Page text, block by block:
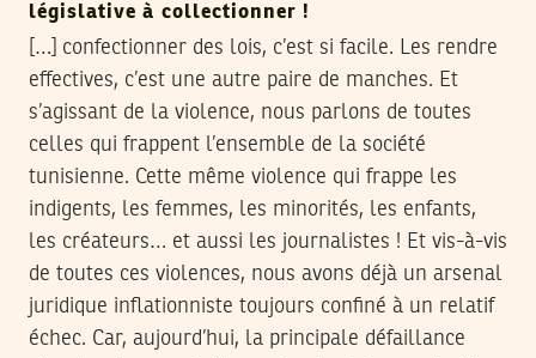
législative à collectionner !
[…] confectionner des lois, c’est si facile. Les rendre
effectives, c’est une autre paire de manches. Et
s’agissant de la violence, nous parlons de toutes
celles qui frappent l’ensemble de la société
tunisienne. Cette même violence qui frappe les
indigents, les femmes, les minorités, les enfants,
les créateurs… et aussi les journalistes ! Et vis-à-vis
de toutes ces violences, nous avons déjà un arsenal
juridique inflationniste toujours confiné à un relatif
échec. Car, aujourd’hui, la principale défaillance